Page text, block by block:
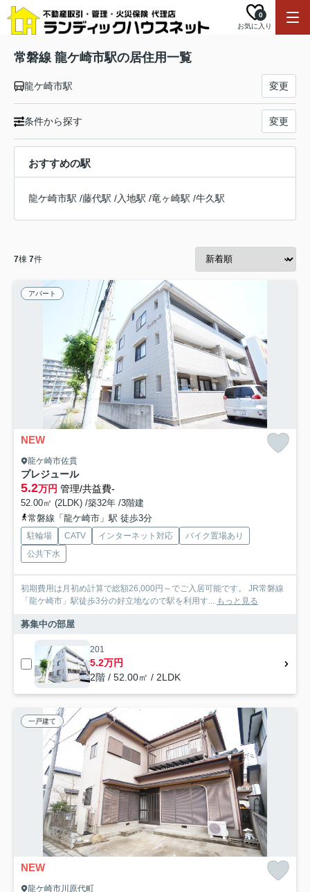
お気に入り
0
常磐線 龍ケ崎市駅の居住用一覧
龍ケ崎市駅 変更
条件から探す 変更
おすすめの駅
龍ケ崎市駅 /藤代駅 /入地駅 /竜ヶ崎駅 /牛久駅
7棟 7件
アパート
NEW
龍ケ崎市佐貫
プレジュール
5.2万円 管理/共益費-
52.00㎡ (2LDK) /築32年 /3階建
常磐線「龍ケ崎市」駅 徒歩3分
駐輪場 CATV インターネット対応
バイク置場あり
公共下水
初期費用は月初め計算で総額26,000円～でご入居可能です。 JR常磐線
「龍ケ崎市」駅徒歩3分の好立地なので駅を利用す... もっと見る
募集中の部屋
201
5.2万円
2階 / 52.00㎡ / 2LDK
一戸建て
NEW
龍ケ崎市川原代町